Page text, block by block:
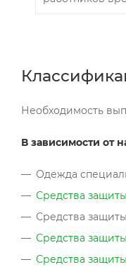
Необходимость
В зависимости от
Одежда
Средства
Средства
Средства
Средства